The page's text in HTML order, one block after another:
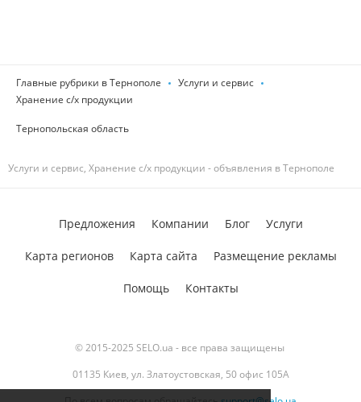
Главные рубрики в Тернополе
Услуги и сервис
Хранение с/х продукции
Тернопольская область
Услуги и сервис, Хранение с/х продукции - объявления в Тернополе
© 2015-2025 SELO.ua - все права защищены
01135 Киев, ул. Златоустовская, 50 офис 105А
Предложения Компании Блог Услуги
Карта регионов Карта сайта Размещение рекламы
Помощь Контакты